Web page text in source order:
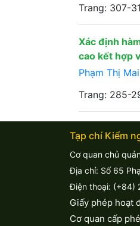
Trang: 307-
Xác định
cao kết hợp
Phạm Thị
Trang: 285-
Tạp chí Kiểm
Cơ quan chủ
Địa chỉ: Số 65
Điện thoại: (+84)
Giấy phép hoạt
Cơ quan cấp